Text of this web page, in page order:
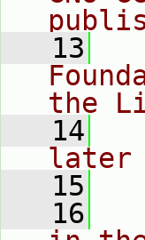
   13
the
   14
later
   15
   16